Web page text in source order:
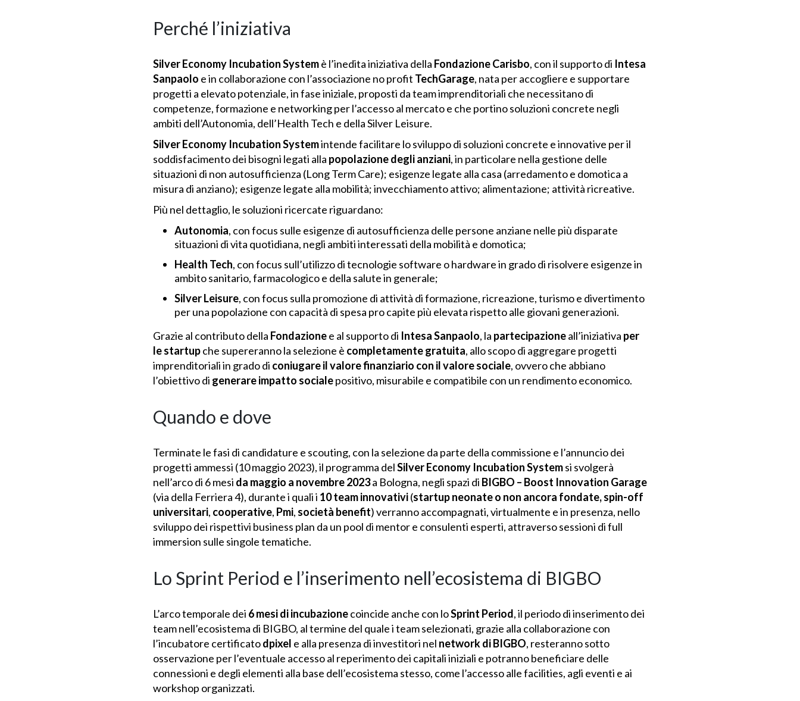
Perché l’iniziativa
Silver Economy Incubation Systemè l’inedita iniziativa della Fondazione Carisbo, con il supporto di Intesa
Sanpaolo e in collaborazione con l’associazione no profit TechGarage, nata per accogliere e supportare
progetti a elevato potenziale, in fase iniziale, proposti da team imprenditoriali che necessitano di
competenze, formazione e networking per l’accesso al mercato e che portino soluzioni concrete negli
ambiti dell’Autonomia, dell’Health Tech e della Silver Leisure.
Silver Economy Incubation Systemintende facilitare lo sviluppo di soluzioni concrete e innovative per il
soddisfacimento dei bisogni legati alla popolazione degli anziani, in particolare nella gestione delle
situazioni di non autosufficienza (Long Term Care); esigenze legate alla casa (arredamento e domotica a
misura di anziano); esigenze legate alla mobilità; invecchiamento attivo; alimentazione; attività ricreative.
Più nel dettaglio, le soluzioni ricercate riguardano:
Autonomia, con focus sulle esigenze di autosufficienza delle persone anziane nelle più disparate
situazioni di vita quotidiana, negli ambiti interessati della mobilità e domotica;
Health Tech, con focus sull’utilizzo di tecnologie software o hardware in grado di risolvere esigenze in
ambito sanitario, farmacologico e della salute in generale;
Silver Leisure, con focus sulla promozione di attività di formazione, ricreazione, turismo e divertimento
per una popolazione con capacità di spesa pro capite più elevata rispetto alle giovani generazioni.
Grazie al contributo della Fondazionee al supporto di Intesa Sanpaolo, la partecipazioneall’iniziativa per
le startupche supereranno la selezione è completamente gratuita, allo scopo di aggregare progetti
imprenditoriali in grado di coniugare il valore finanziario con il valore sociale, ovvero che abbiano
l’obiettivo di generare impatto socialepositivo, misurabile e compatibile con un rendimento economico.
Quando e dove
Terminate le fasi di candidature e scouting, con la selezione da parte della commissione e l’annuncio dei
progetti ammessi (10 maggio 2023), il programma delSilver Economy Incubation Systemsi svolgerà
nell’arco di 6 mesi da maggio a novembre 2023a Bologna, negli spazi di BIGBO – Boost Innovation Garage
(via della Ferriera 4), durante i quali i 10 team innovativi(startup neonate o non ancora fondate, spin-off
universitari, cooperative, Pmi, società benefit) verranno accompagnati, virtualmente e in presenza, nello
sviluppo dei rispettivi business plan da un pool di mentor e consulenti esperti, attraverso sessioni di full
immersion sulle singole tematiche.
Lo Sprint Period e l’inserimento nell’ecosistema di BIGBO
L’arco temporale dei 6 mesi di incubazionecoincide anche con loSprint Period, il periodo di inserimento dei
team nell’ecosistema di BIGBO, al termine del quale i team selezionati, grazie alla collaborazione con
l’incubatore certificatodpixel e alla presenza di investitori nel network di BIGBO, resteranno sotto
osservazione per l’eventuale accesso al reperimento dei capitali iniziali e potranno beneficiare delle
connessioni e degli elementi alla base dell’ecosistema stesso, come l’accesso alle facilities, agli eventi e ai
workshop organizzati.